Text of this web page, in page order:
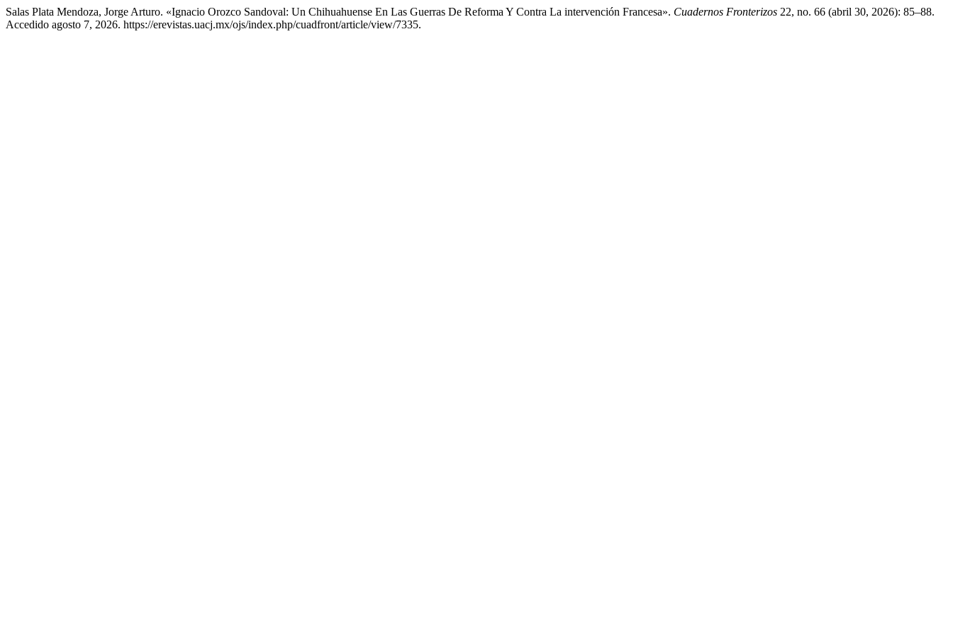
Salas Plata Mendoza, Jorge Arturo. «Ignacio Orozco Sandoval: Un Chihuahuense En Las Guerras De Reforma Y Contra La intervención Francesa». Cuadernos Fronterizos 22, no. 66 (abril 30, 2026): 85–88.
Accedido agosto 7, 2026. https://erevistas.uacj.mx/ojs/index.php/cuadfront/article/view/7335.